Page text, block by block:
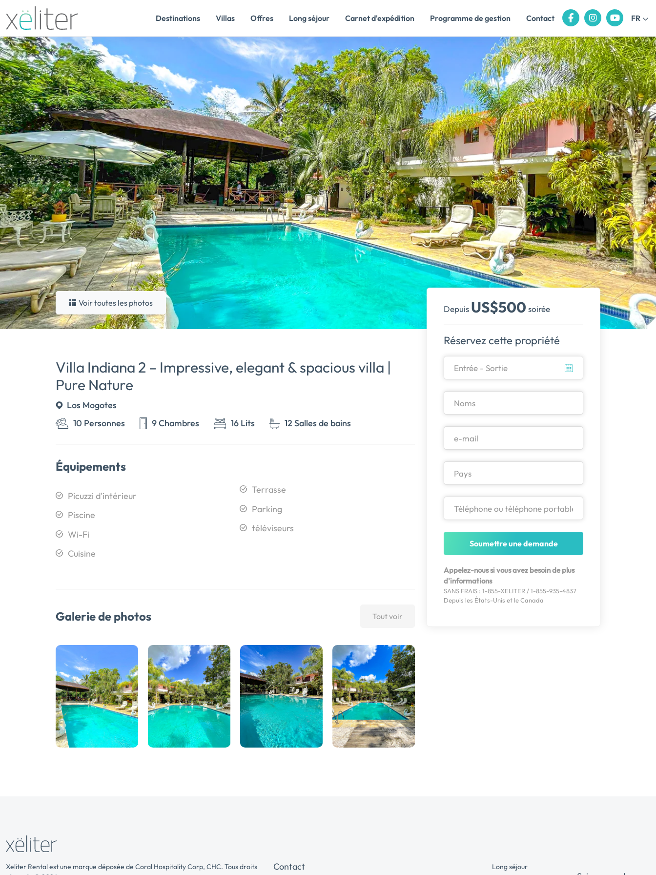
Destinations Villas Offres Long séjour Carnet d'expédition Programme de gestion Contact FR
Voir toutes les photos
Villa Indiana 2 – Impressive, elegant & spacious villa |
Pure Nature
Los Mogotes
10 Personnes
9 Chambres 16 Lits 12 Salles de bains
Équipements
Picuzzi d'intérieur
Piscine
Wi-Fi
Cuisine
Terrasse
Parking
téléviseurs
Galerie de photos Tout voir
Depuis US$500 soirée
Réservez cette propriété
Soumettre une demande
Appelez-nous si vous avez besoin de plus
d'informations
SANS FRAIS : 1-855-XELITER / 1-855-935-4837
Depuis les États-Unis et le Canada
Xeliter Rental est une marque déposée de Coral Hospitality Corp, CHC. Tous droits
Contact Long séjour